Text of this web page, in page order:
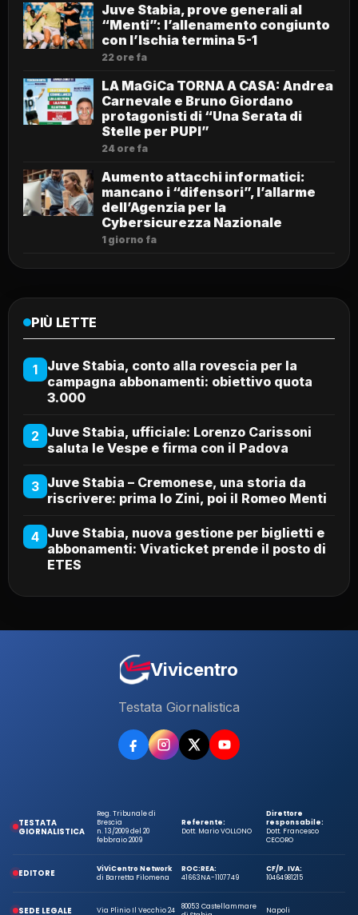
Juve Stabia, prove generali al
“Menti”: l’allenamento congiunto
con l’Ischia termina 5-1
22 ore fa
LA MaGiCa TORNA A CASA: Andrea
Carnevale e Bruno Giordano
protagonisti di “Una Serata di
Stelle per PUPI”
24 ore fa
Aumento attacchi informatici:
mancano i “difensori”, l’allarme
dell’Agenzia per la
Cybersicurezza Nazionale
1 giorno fa
PIÙ LETTE
1
Juve Stabia, conto alla rovescia per la
campagna abbonamenti: obiettivo quota
3.000
2 Juve Stabia, ufficiale: Lorenzo Carissoni
saluta le Vespe e firma con il Padova
3 Juve Stabia – Cremonese, una storia da
riscrivere: prima lo Zini, poi il Romeo Menti
4 Juve Stabia, nuova gestione per biglietti e
abbonamenti: Vivaticket prende il posto di
ETES
Vivicentro
Testata Giornalistica
TESTATA
GIORNALISTICA
Reg. Tribunale di
Brescia
n. 13/2009 del 20
febbraio 2009
Referente:
Dott. Mario VOLLONO
Direttore
responsabile:
Dott. Francesco
CECORO
EDITORE
ViViCentro Network
di Barretta Filomena
ROC:
41663
REA:
NA-1107749
CF/P. IVA:
10464981215
SEDE LEGALE Via Plinio Il Vecchio 24
80053 Castellammare
Napoli